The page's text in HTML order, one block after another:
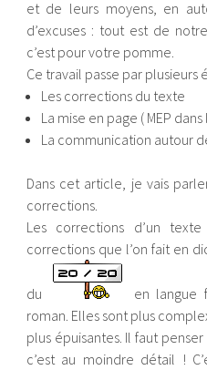
et de leurs moyens, en
d’excuses : tout est de
c’est pour votre pomme.
Ce travail passe par plusieurs
Les corrections du texte
La mise en page ( MEP
La communication autour
Dans cet article, je vais
corrections.
Les corrections d’un
corrections que l’on fait en
du
en langue
roman. Elles sont plus
plus épuisantes. Il faut
c’est au moindre détail !